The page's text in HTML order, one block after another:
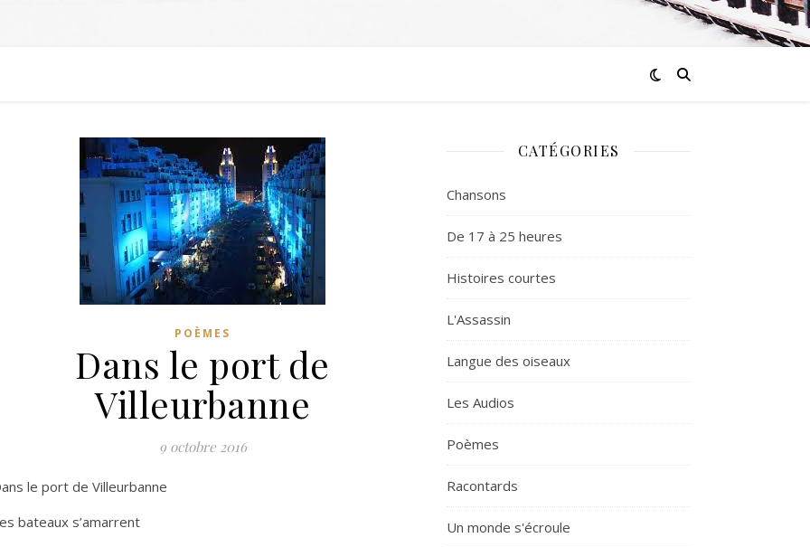
POÈMES
Dans le port de
Villeurbanne
9 octobre 2016
le port de Villeurbanne
bateaux s’amarrent
CATÉGORIES
Chansons
De 17 à 25 heures
Histoires courtes
L'Assassin
Langue des oiseaux
Les Audios
Poèmes
Racontards
Un monde s'écroule